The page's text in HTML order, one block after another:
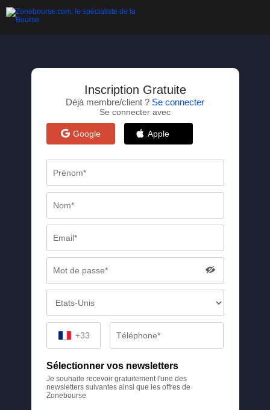
Inscription Gratuite
Déjà membre/client ? Se connecter
Se connecter avec
Google Apple
+33
Sélectionner vos newsletters
Je souhaite recevoir gratuitement l'une des
newsletters suivantes ainsi que les offres de
Zonebourse